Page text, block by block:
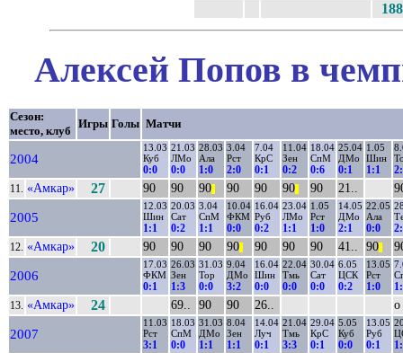
188
Алексей Попов в
Сезон:
место, клуб
Игры Голы Матчи
2004
13.03
Куб
0:0
21.03
ЛМо
0:0
28.03
Ала
1:0
3.04
Рст
2:0
7.04
КрС
0:1
11.04
Зен
0:2
18.04
СпМ
0:6
25.04
ДМо
0:1
1.05
Шин
1:1
11. «Амкар» 27 90 90 90 90 90 90 90 21..
2005
12.03
Шин
1:1
20.03
Сат
0:2
3.04
СпМ
1:1
10.04
ФКМ
0:0
16.04
Руб
0:2
23.04
ЛМо
1:1
1.05
Рст
1:0
14.05
ДМо
2:1
22.05
Ала
0:0
12. «Амкар» 20 90 90 90 90 90 90 90 41.. 90
2006
17.03
ФКМ
0:1
26.03
Зен
1:3
31.03
Тор
0:0
9.04
ДМо
3:2
16.04
Шин
0:0
22.04
Тмь
0:0
30.04
Сат
0:0
6.05
ЦСК
0:2
13.05
Рст
1:0
13. «Амкар» 24 69.. 90 90 26.. о
2007
11.03
Рст
3:1
18.03
СпМ
0:0
31.03
ДМо
1:1
8.04
Зен
1:1
14.04
Луч
0:1
21.04
Тмь
3:3
29.04
КрС
0:1
5.05
Куб
0:0
13.05
Руб
0:1